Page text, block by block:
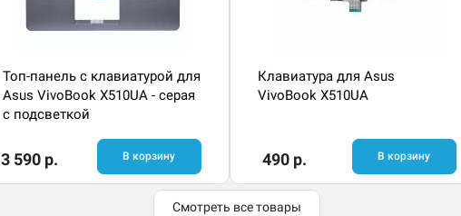
Топ-панель с клавиатурой для
Asus VivoBook X510UA - серая
с подсветкой
3 590 р. В корзину
Клавиатура для Asus
VivoBook X510UA
490 р. В корзину
Смотреть все товары